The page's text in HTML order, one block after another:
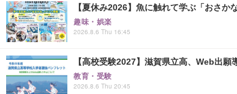
【夏休み2026】魚に触れて学ぶ「おさか
趣味・娯楽
2026.8.6 Thu 16:45
【高校受験2027】滋賀県立高、Web出願
教育・受験
2026.8.6 Thu 20:45